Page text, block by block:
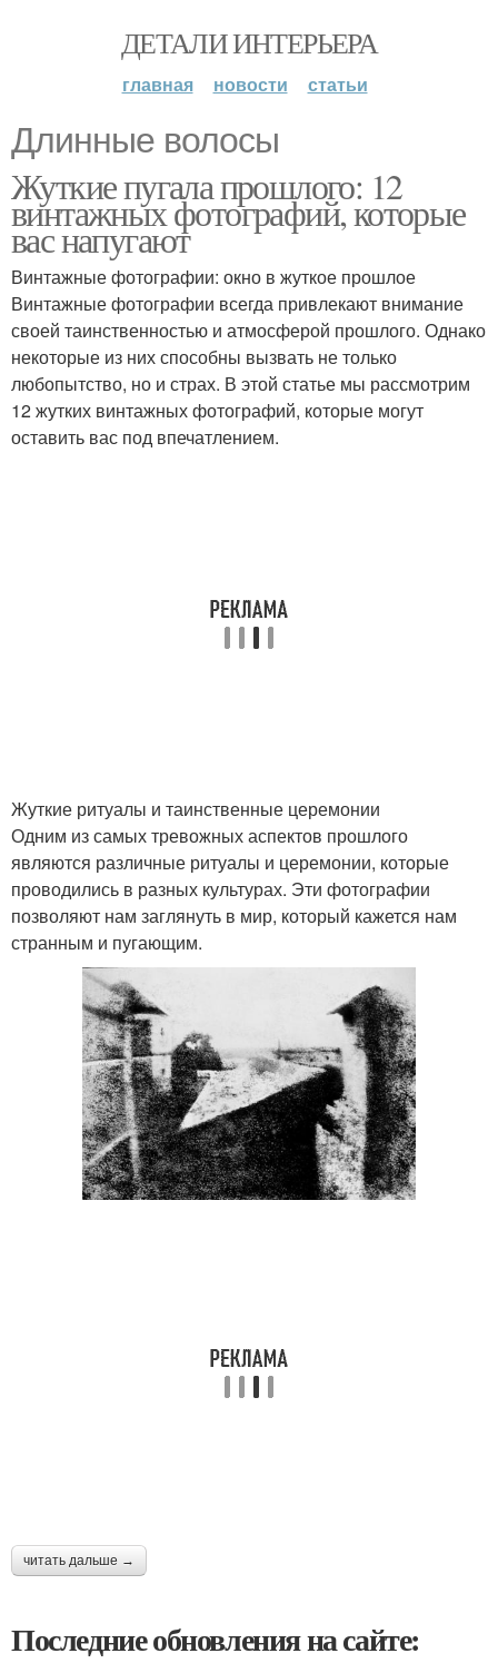
ДЕТАЛИ ИНТЕРЬЕРА
главная новости статьи
Длинные волосы
Жуткие пугала прошлого: 12
винтажных фотографий, которые
вас напугают
Винтажные фотографии: окно в жуткое прошлое
Винтажные фотографии всегда привлекают внимание
своей таинственностью и атмосферой прошлого. Однако
некоторые из них способны вызвать не только
любопытство, но и страх. В этой статье мы рассмотрим
12 жутких винтажных фотографий, которые могут
оставить вас под впечатлением.
Жуткие ритуалы и таинственные церемонии
Одним из самых тревожных аспектов прошлого
являются различные ритуалы и церемонии, которые
проводились в разных культурах. Эти фотографии
позволяют нам заглянуть в мир, который кажется нам
странным и пугающим.
читать дальше →
Последние обновления на сайте: